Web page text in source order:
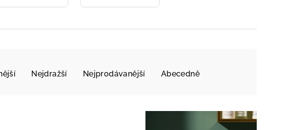
Nejdražší Nejprodávanější Abecedně